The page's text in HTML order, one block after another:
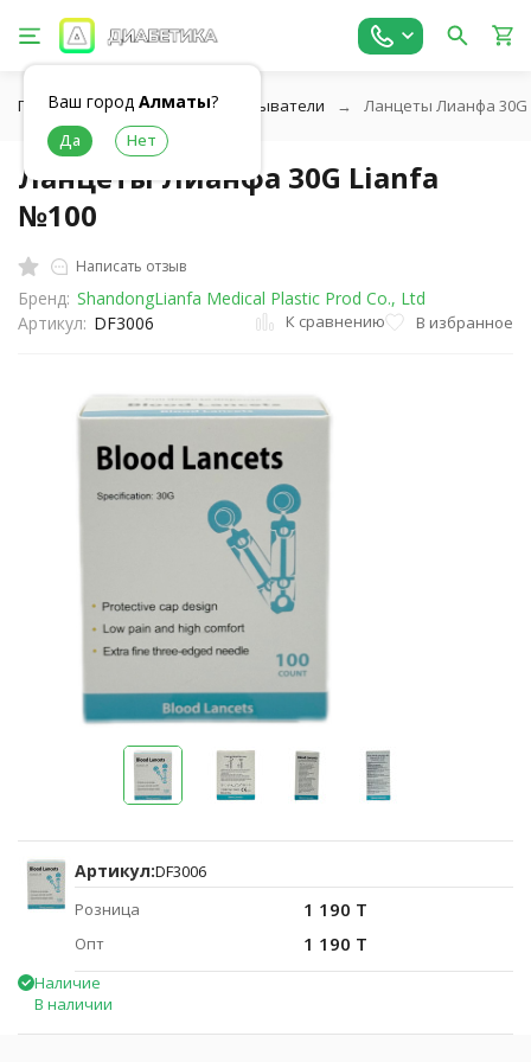
Ваш город Алматы?
Главная Ланцеты и прокалыватели Ланцеты Лианфа
Ланцеты Лианфа 30G Lianfa
№100
Написать отзыв
Бренд: ShandongLianfa Medical Plastic Prod Co., Ltd
Артикул: DF3006 К сравнению В избранное
Артикул:DF3006
Розница
1 190 T
Опт 1 190 T
Наличие
В наличии